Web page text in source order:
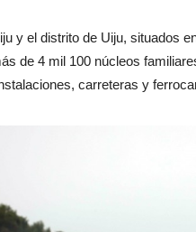
y el distrito de Uiju, situados
de 4 mil 100 núcleos
carreteras y